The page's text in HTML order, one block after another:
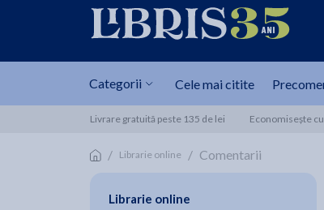
Categorii Cele mai citite
Livrare gratuită peste 135 de lei Economisește
/ Librarie online / Comentarii
Librarie online